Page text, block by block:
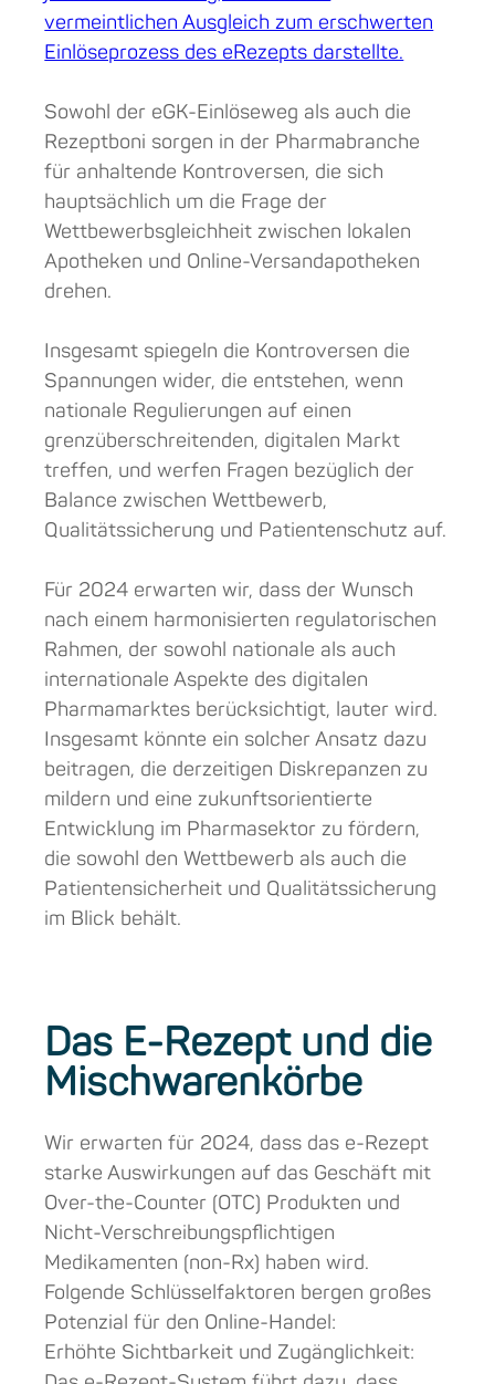
vermeintlichen Ausgleich zum erschwerten
Einlöseprozess des eRezepts darstellte.
Sowohl der eGK-Einlöseweg als auch die
Rezeptboni sorgen in der Pharmabranche
für anhaltende Kontroversen, die sich
hauptsächlich um die Frage der
Wettbewerbsgleichheit zwischen lokalen
Apotheken und Online-Versandapotheken
drehen.
Insgesamt spiegeln die Kontroversen die
Spannungen wider, die entstehen, wenn
nationale Regulierungen auf einen
grenzüberschreitenden, digitalen Markt
treffen, und werfen Fragen bezüglich der
Balance zwischen Wettbewerb,
Qualitätssicherung und Patientenschutz auf.
Für 2024 erwarten wir, dass der Wunsch
nach einem harmonisierten regulatorischen
Rahmen, der sowohl nationale als auch
internationale Aspekte des digitalen
Pharmamarktes berücksichtigt, lauter wird.
Insgesamt könnte ein solcher Ansatz dazu
beitragen, die derzeitigen Diskrepanzen zu
mildern und eine zukunftsorientierte
Entwicklung im Pharmasektor zu fördern,
die sowohl den Wettbewerb als auch die
Patientensicherheit und Qualitätssicherung
im Blick behält.
Das E-Rezept und die
Mischwarenkörbe
Wir erwarten für 2024, dass das e-Rezept
starke Auswirkungen auf das Geschäft mit
Over-the-Counter (OTC) Produkten und
Nicht-Verschreibungspflichtigen
Medikamenten (non-Rx) haben wird.
Folgende Schlüsselfaktoren bergen großes
Potenzial für den Online-Handel:
Erhöhte Sichtbarkeit und Zugänglichkeit: